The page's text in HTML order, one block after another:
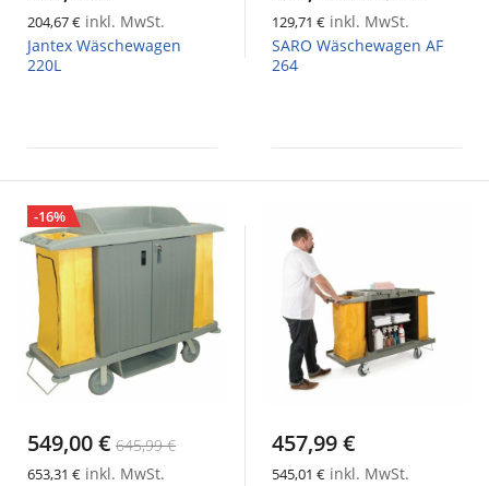
204,67 € inkl. MwSt.
Jantex Wäschewagen
220L
129,71 € inkl. MwSt.
SARO Wäschewagen AF
264
-16%
549,00 € 645,99 €
653,31 € inkl. MwSt.
457,99 €
545,01 € inkl. MwSt.